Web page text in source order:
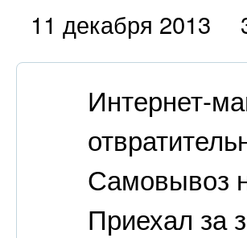
11 декабря 2013
Интернет-
Самовывоз
Приехал за